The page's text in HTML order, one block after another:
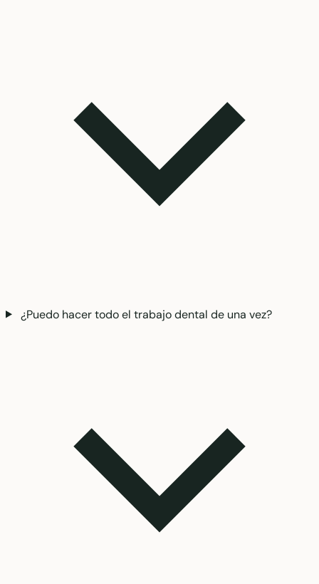
¿Puedo hacer todo el trabajo dental de una vez?